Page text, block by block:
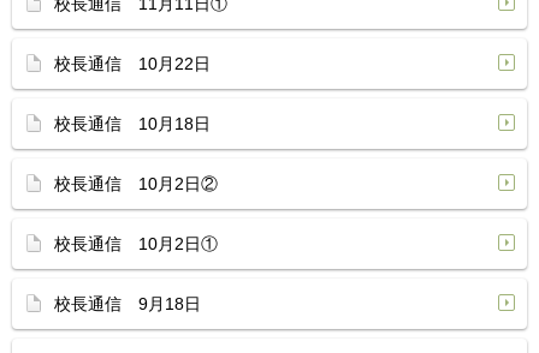
校長通信 10月22日
校長通信 10月18日
校長通信 10月2日②
校長通信 10月2日①
校長通信 9月18日